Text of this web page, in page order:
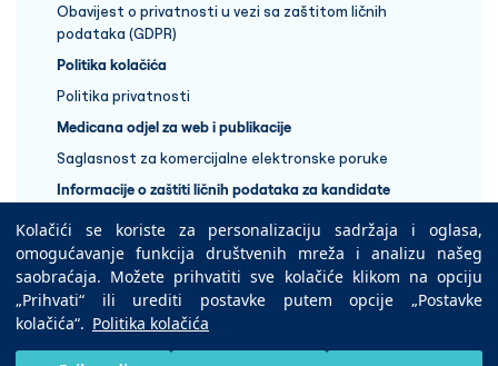
Kolačići se koriste za personalizaciju sadržaja i oglasa,
omogućavanje funkcija društvenih mreža i analizu našeg
saobraćaja. Možete prihvatiti sve kolačiće klikom na opciju
„Prihvati“ ili urediti postavke putem opcije „Postavke
kolačića“. Politika kolačića
Obavijest o privatnosti u vezi sa zaštitom ličnih
podataka (GDPR)
Politika kolačića
Politika privatnosti
Medicana odjel za web i publikacije
Saglasnost za komercijalne elektronske poruke
Informacije o zaštiti ličnih podataka za kandidate
+387 33 848 888
Copyright © 2025 Medicana Health Group